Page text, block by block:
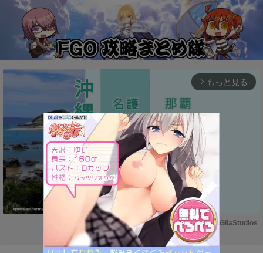
arrow_forward_ios もっと見る
M
Powered by GliaStudios